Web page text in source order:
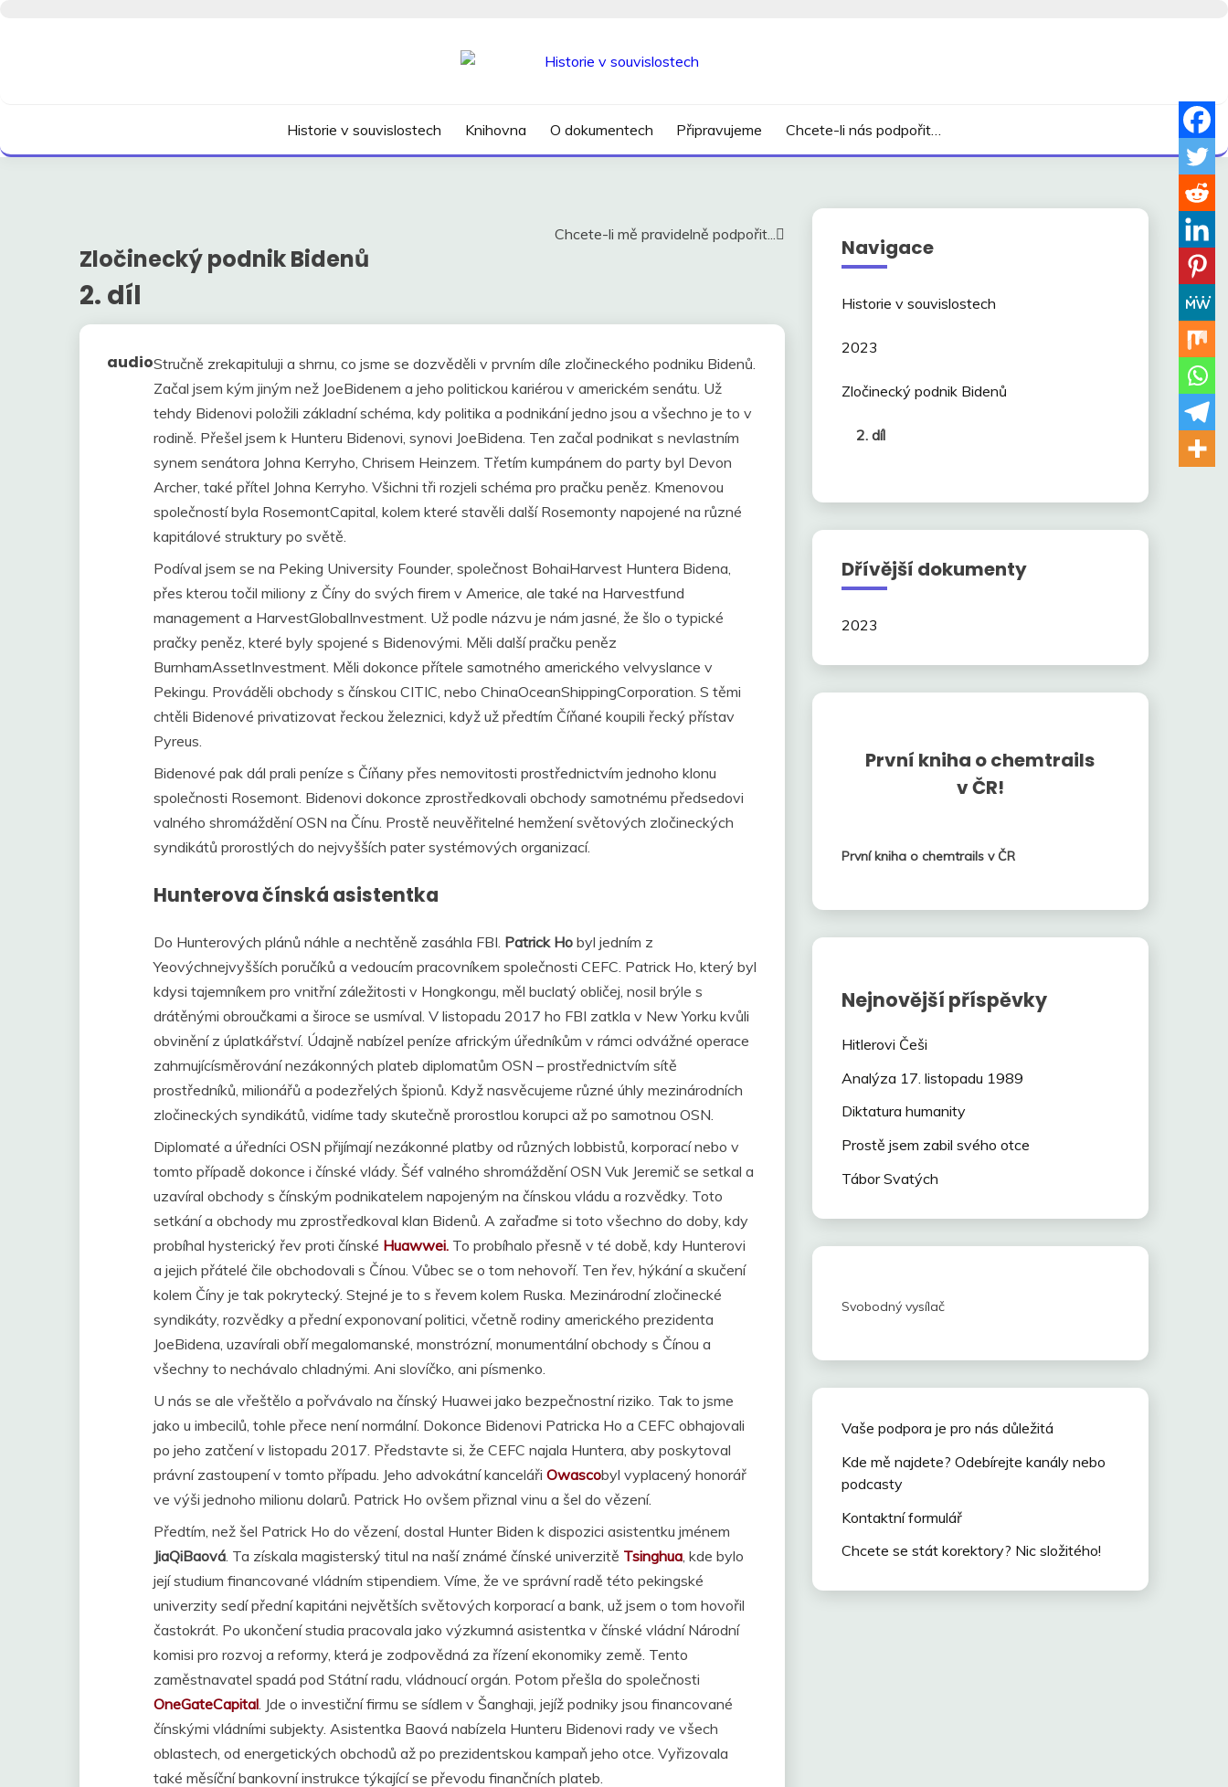
Historie v souvislostech Knihovna O dokumentech Připravujeme Chcete-li nás podpořit…
Chcete-li mě pravidelně podpořit...
Zločinecký podnik Bidenů
2. díl
audioStručně zrekapituluji a shrnu, co jsme se dozvěděli v prvním díle zločineckého podniku Bidenů.
Začal jsem kým jiným než JoeBidenem a jeho politickou kariérou v americkém senátu. Už
tehdy Bidenovi položili základní schéma, kdy politika a podnikání jedno jsou a všechno je to v
rodině. Přešel jsem k Hunteru Bidenovi, synovi JoeBidena. Ten začal podnikat s nevlastním
synem senátora Johna Kerryho, Chrisem Heinzem. Třetím kumpánem do party byl Devon
Archer, také přítel Johna Kerryho. Všichni tři rozjeli schéma pro pračku peněz. Kmenovou
společností byla RosemontCapital, kolem které stavěli další Rosemonty napojené na různé
kapitálové struktury po světě.
Podíval jsem se na Peking University Founder, společnost BohaiHarvest Huntera Bidena,
přes kterou točil miliony z Číny do svých firem v Americe, ale také na Harvestfund
management a HarvestGlobalInvestment. Už podle názvu je nám jasné, že šlo o typické
pračky peněz, které byly spojené s Bidenovými. Měli další pračku peněz
BurnhamAssetInvestment. Měli dokonce přítele samotného amerického velvyslance v
Pekingu. Prováděli obchody s čínskou CITIC, nebo ChinaOceanShippingCorporation. S těmi
chtěli Bidenové privatizovat řeckou železnici, když už předtím Číňané koupili řecký přístav
Pyreus.
Bidenové pak dál prali peníze s Číňany přes nemovitosti prostřednictvím jednoho klonu
společnosti Rosemont. Bidenovi dokonce zprostředkovali obchody samotnému předsedovi
valného shromáždění OSN na Čínu. Prostě neuvěřitelné hemžení světových zločineckých
syndikátů prorostlých do nejvyšších pater systémových organizací.
Hunterova čínská asistentka
Do Hunterových plánů náhle a nechtěně zasáhla FBI. Patrick Ho byl jedním z
Yeovýchnejvyšších poručíků a vedoucím pracovníkem společnosti CEFC. Patrick Ho, který byl
kdysi tajemníkem pro vnitřní záležitosti v Hongkongu, měl buclatý obličej, nosil brýle s
drátěnými obroučkami a široce se usmíval. V listopadu 2017 ho FBI zatkla v New Yorku kvůli
obvinění z úplatkářství. Údajně nabízel peníze africkým úředníkům v rámci odvážné operace
zahrnujícísměrování nezákonných plateb diplomatům OSN – prostřednictvím sítě
prostředníků, milionářů a podezřelých špionů. Když nasvěcujeme různé úhly mezinárodních
zločineckých syndikátů, vidíme tady skutečně prorostlou korupci až po samotnou OSN.
Diplomaté a úředníci OSN přijímají nezákonné platby od různých lobbistů, korporací nebo v
tomto případě dokonce i čínské vlády. Šéf valného shromáždění OSN Vuk Jeremič se setkal a
uzavíral obchody s čínským podnikatelem napojeným na čínskou vládu a rozvědky. Toto
setkání a obchody mu zprostředkoval klan Bidenů. A zařaďme si toto všechno do doby, kdy
probíhal hysterický řev proti čínské Huawwei. To probíhalo přesně v té době, kdy Hunterovi
a jejich přátelé čile obchodovali s Čínou. Vůbec se o tom nehovoří. Ten řev, hýkání a skučení
kolem Číny je tak pokrytecký. Stejné je to s řevem kolem Ruska. Mezinárodní zločinecké
syndikáty, rozvědky a přední exponovaní politici, včetně rodiny amerického prezidenta
JoeBidena, uzavírali obří megalomanské, monstrózní, monumentální obchody s Čínou a
všechny to nechávalo chladnými. Ani slovíčko, ani písmenko.
U nás se ale vřeštělo a pořvávalo na čínský Huawei jako bezpečnostní riziko. Tak to jsme
jako u imbecilů, tohle přece není normální. Dokonce Bidenovi Patricka Ho a CEFC obhajovali
po jeho zatčení v listopadu 2017. Představte si, že CEFC najala Huntera, aby poskytoval
právní zastoupení v tomto případu. Jeho advokátní kanceláři Owascobyl vyplacený honorář
ve výši jednoho milionu dolarů. Patrick Ho ovšem přiznal vinu a šel do vězení.
Předtím, než šel Patrick Ho do vězení, dostal Hunter Biden k dispozici asistentku jménem
JiaQiBaová . Ta získala magisterský titul na naší známé čínské univerzitě Tsinghua , kde bylo
její studium financované vládním stipendiem. Víme, že ve správní radě této pekingské
univerzity sedí přední kapitáni největších světových korporací a bank, už jsem o tom hovořil
častokrát. Po ukončení studia pracovala jako výzkumná asistentka v čínské vládní Národní
komisi pro rozvoj a reformy, která je zodpovědná za řízení ekonomiky země. Tento
zaměstnavatel spadá pod Státní radu, vládnoucí orgán. Potom přešla do společnosti
OneGateCapital . Jde o investiční firmu se sídlem v Šanghaji, jejíž podniky jsou financované
čínskými vládními subjekty. Asistentka Baová nabízela Hunteru Bidenovi rady ve všech
oblastech, od energetických obchodů až po prezidentskou kampaň jeho otce. Vyřizovala
také měsíční bankovní instrukce týkající se převodu finančních plateb.
Navigace
Historie v souvislostech
2023
Zločinecký podnik Bidenů
2. díl
Dřívější dokumenty
2023
První kniha o chemtrails
v ČR!
První kniha o chemtrails v ČR
Nejnovější příspěvky
Hitlerovi Češi
Analýza 17. listopadu 1989
Diktatura humanity
Prostě jsem zabil svého otce
Tábor Svatých
Svobodný vysílač
Vaše podpora je pro nás důležitá
Kde mě najdete? Odebírejte kanály nebo
podcasty
Kontaktní formulář
Chcete se stát korektory? Nic složitého!